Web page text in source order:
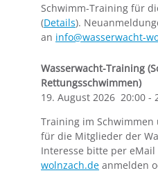
Schwimm-Training für
(Details).
an info@wasserwacht-
Wasserwacht-Training
Rettungsschwimmen)
19. August 2026 20:00 -
Training im
für die Mitglieder der
Interesse bitte per eMail
wolnzach.de anmelden